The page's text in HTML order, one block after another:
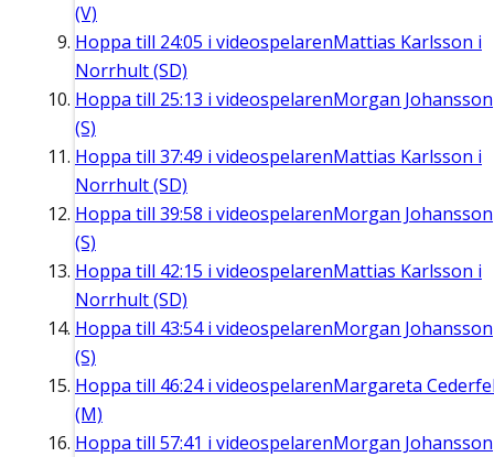
(V)
Hoppa till 24:05 i videospelarenMattias Karlsson i
Norrhult (SD)
Hoppa till 25:13 i videospelarenMorgan Johansson
(S)
Hoppa till 37:49 i videospelarenMattias Karlsson i
Norrhult (SD)
Hoppa till 39:58 i videospelarenMorgan Johansson
(S)
Hoppa till 42:15 i videospelarenMattias Karlsson i
Norrhult (SD)
Hoppa till 43:54i videospelarenMorgan Johansson
(S)
Hoppa till 46:24i videospelarenMargareta
(M)
Hoppa till 57:41 i videospelarenMorgan Johansson